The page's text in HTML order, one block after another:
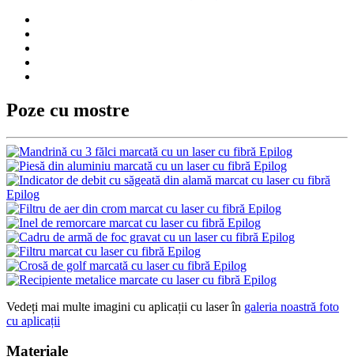
Poze cu mostre
Vedeți mai multe imagini cu aplicații cu laser în galeria noastră foto
cu aplicații
Materiale